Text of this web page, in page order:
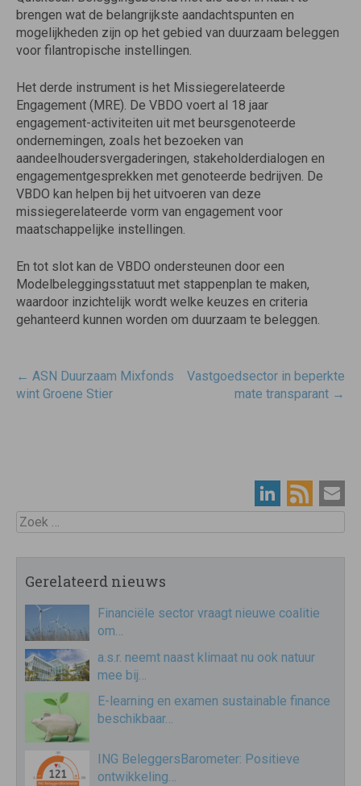
brengen wat de belangrijkste aandachtspunten en
mogelijkheden zijn op het gebied van duurzaam beleggen
voor filantropische instellingen.
Het derde instrument is het Missiegerelateerde
Engagement (MRE). De VBDO voert al 18 jaar
engagement-activiteiten uit met beursgenoteerde
ondernemingen, zoals het bezoeken van
aandeelhoudersvergaderingen, stakeholderdialogen en
engagementgesprekken met genoteerde bedrijven. De
VBDO kan helpen bij het uitvoeren van deze
missiegerelateerde vorm van engagement voor
maatschappelijke instellingen.
En tot slot kan de VBDO ondersteunen door een
Modelbeleggingsstatuut met stappenplan te maken,
waardoor inzichtelijk wordt welke keuzes en criteria
gehanteerd kunnen worden om duurzaam te beleggen.
Post
navigatie
← ASN Duurzaam Mixfonds
wint Groene Stier
Vastgoedsector in beperkte
mate transparant →
Zoek
Gerelateerd nieuws
Financiële sector vraagt nieuwe coalitie
om…
a.s.r. neemt naast klimaat nu ook natuur
mee bij…
E-learning en examen sustainable finance
beschikbaar…
ING BeleggersBarometer: Positieve
ontwikkeling…